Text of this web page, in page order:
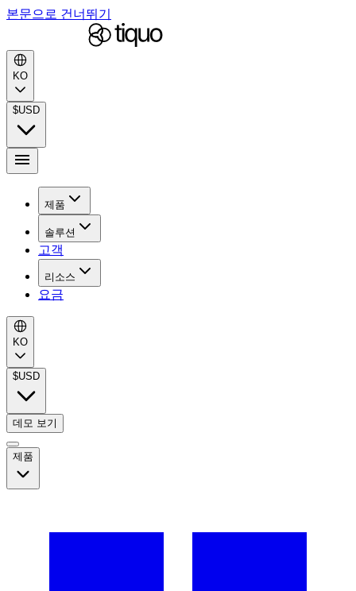
본문으로 건너뛰기
KO
$USD
제품
솔루션
고객
리소스
요금
KO
$USD
데모 보기
제품